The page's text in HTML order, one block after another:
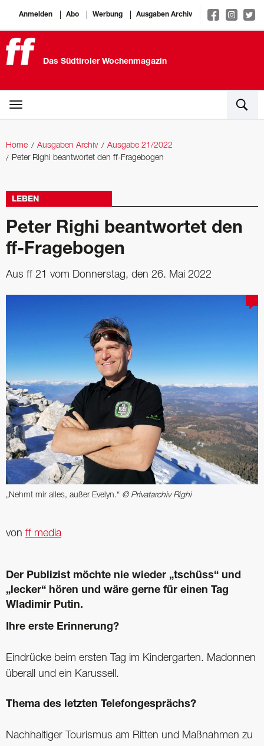
Anmelden Abo Werbung Ausgaben Archiv
Das Südtiroler Wochenmagazin
Home Ausgaben Archiv
Ausgabe 21/2022
Peter Righi beantwortet den ff-Fragebogen
LEBEN
Peter Righi beantwortet den
ff-Fragebogen
Aus ff 21 vom Donnerstag, den 26. Mai 2022
„Nehmt mir alles, außer Evelyn.“ © Privatarchiv Righi
von ff media
Der Publizist möchte nie wieder „tschüss“ und
„lecker“ hören und wäre gerne für einen Tag
Wladimir Putin.
Ihre erste Erinnerung?
Eindrücke beim ersten Tag im ­Kindergarten. Madonnen
überall und ein Karussell.
Thema des letzten Telefongesprächs?
Nachhaltiger Tourismus am ­Ritten und Maßnahmen zu